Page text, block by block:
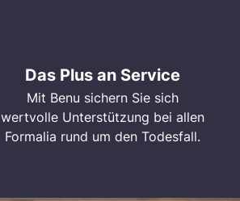
Das Plus an Service
Mit Benu sichern Sie sich
wertvolle Unterstützung bei allen
Formalia rund um den Todesfall.